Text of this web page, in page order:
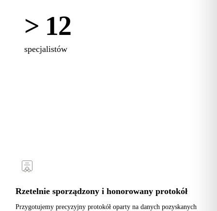
> 12
specjalistów
Rzetelnie sporządzony i honorowany protokół
Przygotujemy precyzyjny protokół oparty na danych pozyskanych